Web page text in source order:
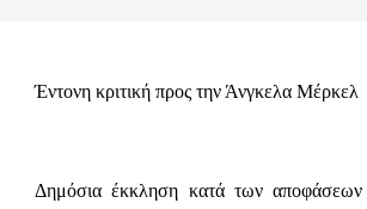
Έντονη κριτική προς την Άνγκελα Μέρκελ
Δημόσια έκκληση κατά των